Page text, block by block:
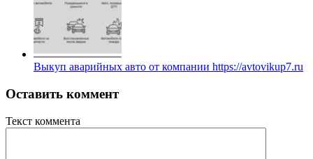
Выкуп аварийных авто от компании https://avtovikup7.ru
Оставить коммент
Текст коммента